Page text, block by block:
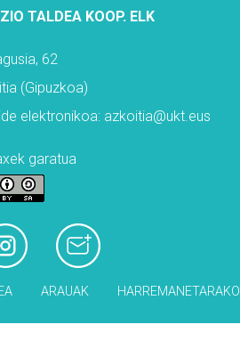
TALDEA KOOP. ELK
62
(Gipuzkoa)
elektronikoa: azkoitia@ukt.eus
garatua
ARAUAK HARREMANETARAKO